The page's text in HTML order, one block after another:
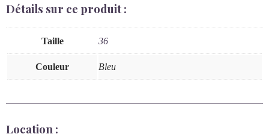
Détails sur ce produit :
Taille 36
Couleur Bleu
Location :